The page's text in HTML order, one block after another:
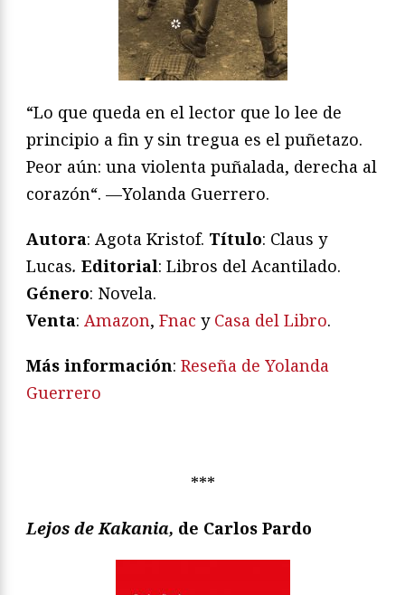
“Lo que queda en el lector que lo lee de
principio a fin y sin tregua es el puñetazo.
Peor aún: una violenta puñalada, derecha al
corazón“. —Yolanda Guerrero.
Autora: Agota Kristof. Título: Claus y
Lucas. Editorial: Libros del Acantilado.
Género: Novela.
Venta: Amazon, Fnac y Casa del Libro.
Más información: Reseña de Yolanda
Guerrero
***
Lejos de Kakania, de Carlos Pardo